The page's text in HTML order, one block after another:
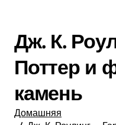
Дж. К.
Поттер и
камень
Домашняя